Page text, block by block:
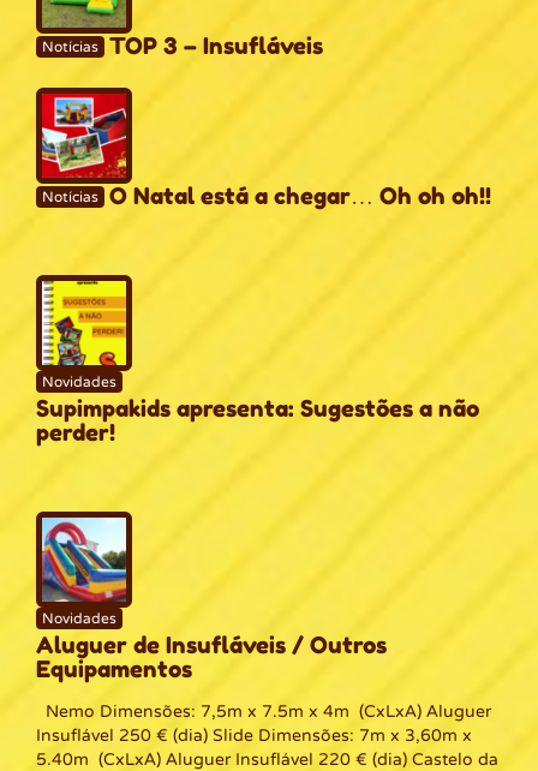
Notícias TOP 3 – Insufláveis
Notícias O Natal está a chegar… Oh oh oh!!
Novidades
Supimpakids apresenta: Sugestões a não
perder!
Novidades
Aluguer de Insufláveis / Outros
Equipamentos
Nemo Dimensões: 7,5m x 7.5m x 4m (CxLxA) Aluguer
Insuflável 250 € (dia) Slide Dimensões: 7m x 3,60m x
5.40m (CxLxA) Aluguer Insuflável 220 € (dia) Castelo da